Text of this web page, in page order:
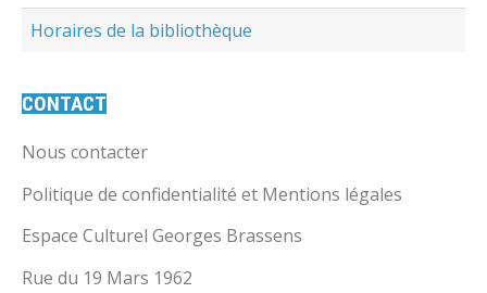
Horaires de la bibliothèque
CONTACT
Nous contacter
Politique de confidentialité et Mentions légales
Espace Culturel Georges Brassens
Rue du 19 Mars 1962